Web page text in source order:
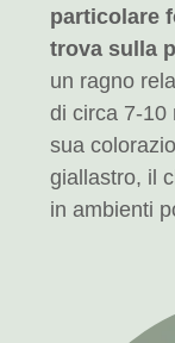
particolare
trova sulla
un ragno
di circa 7-10
sua
giallastro, il
in ambienti